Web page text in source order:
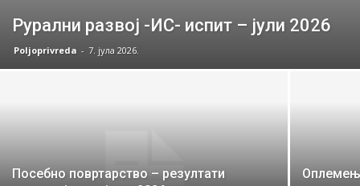
Рурални развој -ИС- испит – јули 2026
Poljoprivreda - 7. јула 2026.
Посебно повртарство – резултати